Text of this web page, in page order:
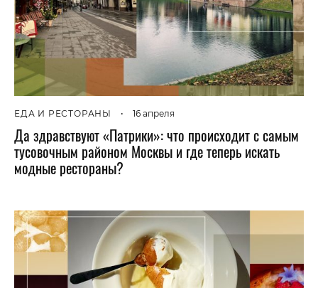
ЕДА И РЕСТОРАНЫ • 16 апреля
Да здравствуют «Патрики»: что происходит с самым
тусовочным районом Москвы и где теперь искать
модные рестораны?